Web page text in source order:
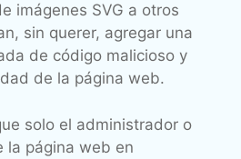
imágenes SVG a otros
sin querer, agregar una
de código malicioso y
de la página web.
solo el administrador o
la página web en